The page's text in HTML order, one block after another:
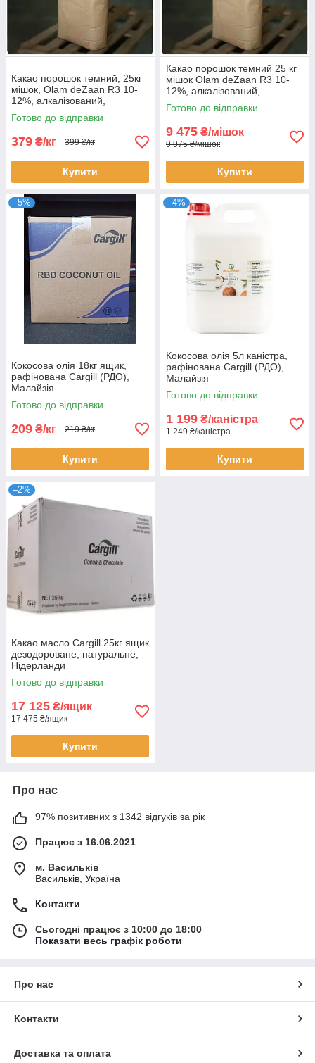
Какао порошок темний, 25кг
мішок, Olam deZaan R3 10-
12%, алкалізований,
Голландія
Готово до відправки
379 ₴/кг 399 ₴/кг
Купити
Какао порошок темний 25 кг
мішок Olam deZaan R3 10-
12%, алкалізований,
Голландія
Готово до відправки
9 475 ₴/мішок
9 975 ₴/мішок
Купити
–5%
Кокосова олія 18кг ящик,
рафінована Cargill (РДО),
Малайзія
Готово до відправки
209 ₴/кг 219 ₴/кг
Купити
–4%
Кокосова олія 5л каністра,
рафінована Cargill (РДО),
Малайзія
Готово до відправки
1 199 ₴/каністра
1 249 ₴/каністра
Купити
–2%
Какао масло Cargill 25кг ящик
дезодороване, натуральне,
Нідерланди
Готово до відправки
17 125 ₴/ящик
17 475 ₴/ящик
Купити
Про нас
97% позитивних з 1342 відгуків за рік
Працює з 16.06.2021
м. Васильків
Васильків, Україна
Контакти
Сьогодні працює з 10:00 до 18:00
Показати весь графік роботи
Про нас
Контакти
Доставка та оплата